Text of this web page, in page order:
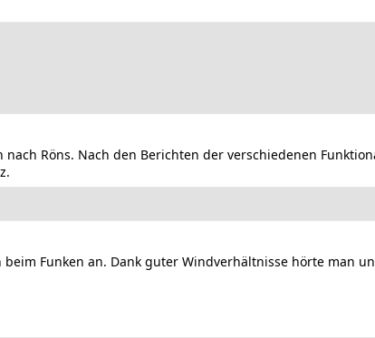
Röns. Nach den Berichten der verschiedenen
Funken an. Dank guter Windverhältnisse hörte man